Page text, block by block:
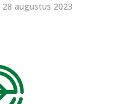
28 augustus 2023